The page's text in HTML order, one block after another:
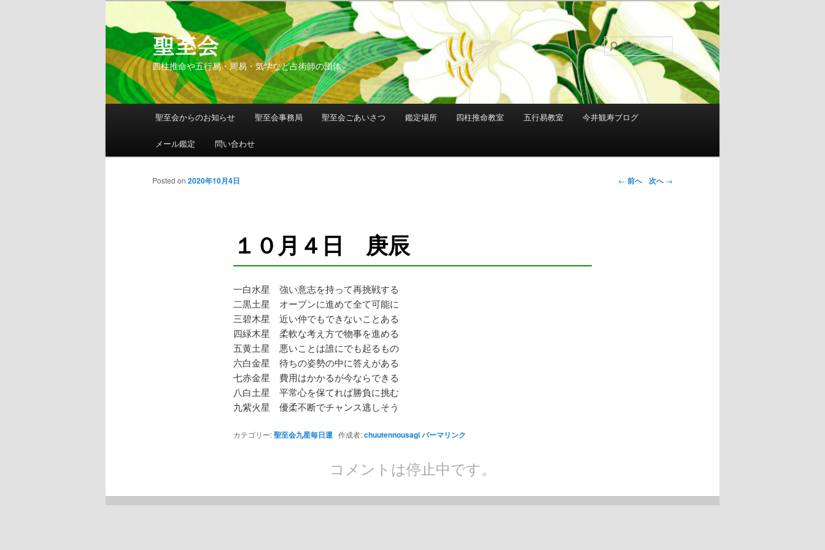
聖至会
四柱推命や五行易・周易・気学など占術師の団体
索
メインメニュー
メインコンテンツへ移動
サブコンテンツへ移動
聖至会からのお知らせ 聖至会事務局 聖至会ごあいさつ 鑑定場所 四柱推命教室 五行易教室 今井観寿ブログ
メール鑑定 問い合わせ
投稿ナビゲ
← 前へ 次へ→
１０月４日 庚辰
Posted on 2020年10月4日
一白水星 強い意志を持って再挑戦する
二黒土星 オープンに進めて全て可能に
三碧木星 近い仲でもできないことある
四緑木星 柔軟な考え方で物事を進める
五黄土星 悪いことは誰にでも起るもの
六白金星 待ちの姿勢の中に答えがある
七赤金星 費用はかかるが今ならできる
八白土星 平常心を保てれば勝負に挑む
九紫火星 優柔不断でチャンス逃しそう
カテゴリー:聖至会九星毎日運作成者:chuutennousagiパーマリンク
コメントは停止中です。